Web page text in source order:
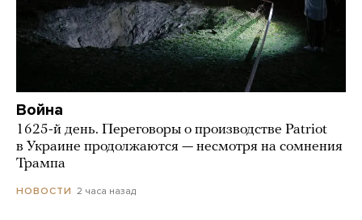
Война
1625-й день. Переговоры о производстве Patriot
в Украине продолжаются — несмотря на сомнения
Трампа
НОВОСТИ 2 часа назад